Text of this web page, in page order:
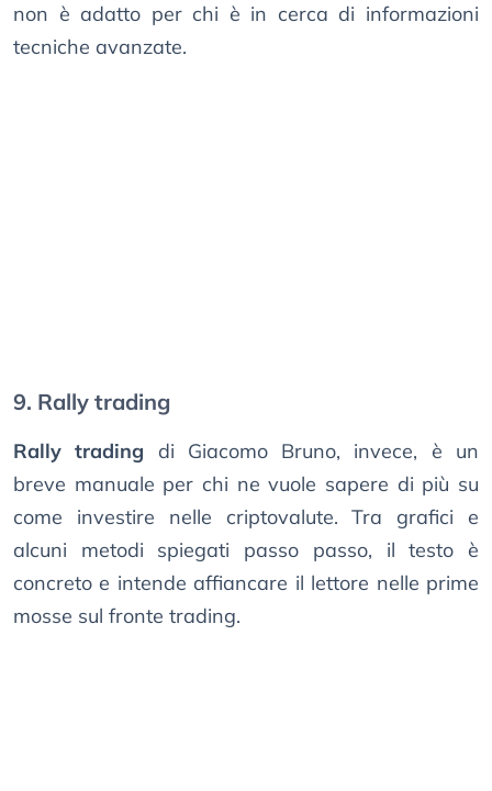
non è adatto per chi è in cerca di informazioni
tecniche avanzate.
9. Rally trading
Rally trading di Giacomo Bruno, invece, è un
breve manuale per chi ne vuole sapere di più su
come investire nelle criptovalute. Tra grafici e
alcuni metodi spiegati passo passo, il testo è
concreto e intende affiancare il lettore nelle prime
mosse sul fronte trading.